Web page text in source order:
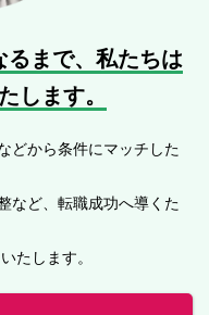
まで、 私たちは
します。
どから条件にマッチした
など、転職成功へ導くた
たします。